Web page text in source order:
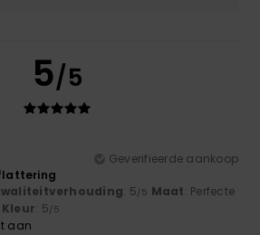
5/5
Geverifieerde aankoop
: 5/5 Maat: Perfecte
Kleur: 5/5
aan